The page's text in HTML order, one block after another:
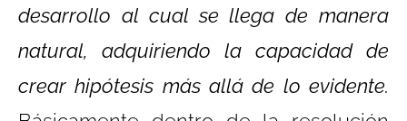
desarrollo al cual se llega de manera
natural, adquiriendo la capacidad de
crear hipótesis más allá de lo evidente.